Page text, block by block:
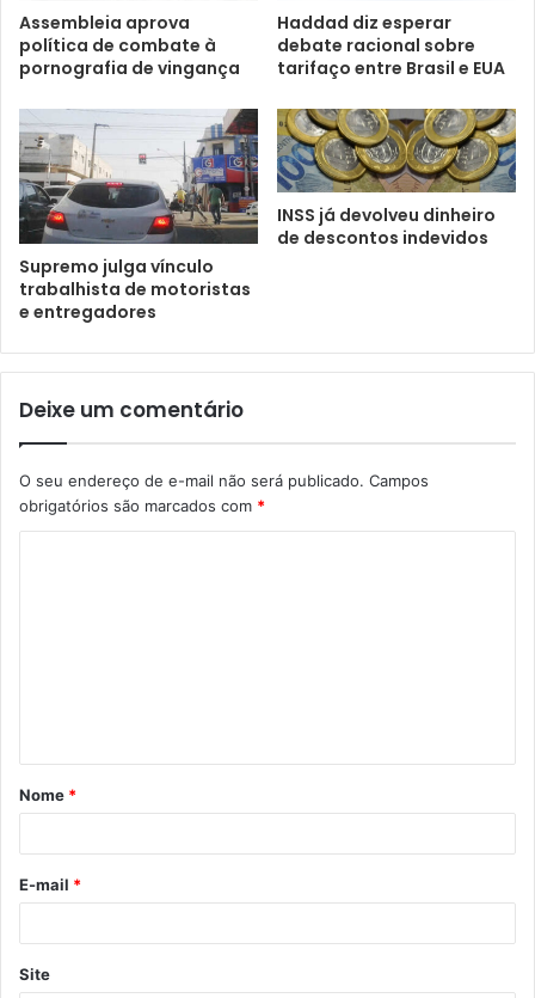
Assembleia aprova
política de combate à
pornografia de vingança
Haddad diz esperar
debate racional sobre
tarifaço entre Brasil e EUA
Supremo julga vínculo
trabalhista de motoristas
e entregadores
INSS já devolveu dinheiro
de descontos indevidos
Deixe um comentário
O seu endereço de e-mail não será publicado. Campos
obrigatórios são marcados com *
Nome *
E-mail *
Site